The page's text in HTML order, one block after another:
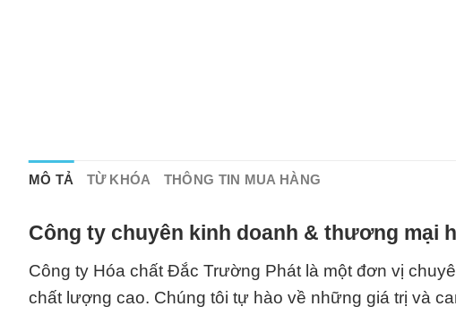
MÔ TẢ TỪ KHÓA THÔNG TIN MUA HÀNG
Công ty chuyên kinh doanh & thương mại
Công ty Hóa chất Đắc Trường Phát là một đơn vị
chất lượng cao. Chúng tôi tự hào về những giá trị và